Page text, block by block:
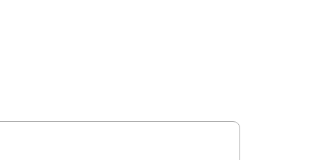
يتم تحرك العميل به يعنى مهما تم التحرك